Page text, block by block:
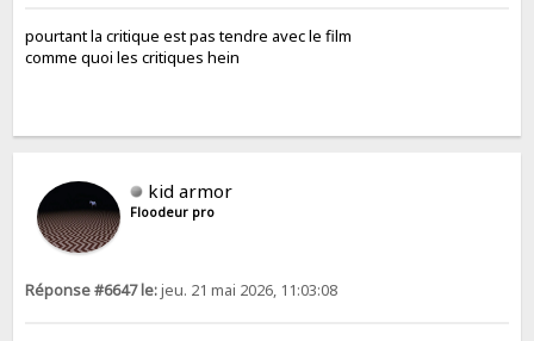
pourtant la critique est pas tendre avec le film
comme quoi les critiques hein
kid armor
Floodeur pro
Réponse #6647 le:jeu. 21 mai 2026, 11:03:08